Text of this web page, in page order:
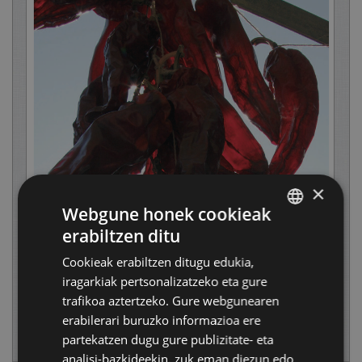
×
Webgune honek cookieak
erabiltzen ditu
Cookieak erabiltzen ditugu edukia,
iragarkiak pertsonalizatzeko eta gure
trafikoa aztertzeko. Gure webgunearen
erabilerari buruzko informazioa ere
partekatzen dugu gure publizitate- eta
analisi-bazkideekin, zuk eman diezun edo